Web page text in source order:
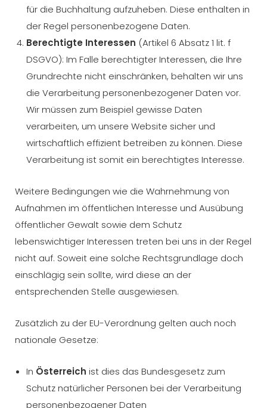
für die Buchhaltung aufzuheben. Diese enthalten in
der Regel personenbezogene Daten.
Berechtigte Interessen (Artikel 6 Absatz 1 lit. f
DSGVO): Im Falle berechtigter Interessen, die Ihre
Grundrechte nicht einschränken, behalten wir uns
die Verarbeitung personenbezogener Daten vor.
Wir müssen zum Beispiel gewisse Daten
verarbeiten, um unsere Website sicher und
wirtschaftlich effizient betreiben zu können. Diese
Verarbeitung ist somit ein berechtigtes Interesse.
Weitere Bedingungen wie die Wahrnehmung von
Aufnahmen im öffentlichen Interesse und Ausübung
öffentlicher Gewalt sowie dem Schutz
lebenswichtiger Interessen treten bei uns in der Regel
nicht auf. Soweit eine solche Rechtsgrundlage doch
einschlägig sein sollte, wird diese an der
entsprechenden Stelle ausgewiesen.
Zusätzlich zu der EU-Verordnung gelten auch noch
nationale Gesetze:
In Österreich ist dies das Bundesgesetz zum
Schutz natürlicher Personen bei der Verarbeitung
personenbezogener Daten